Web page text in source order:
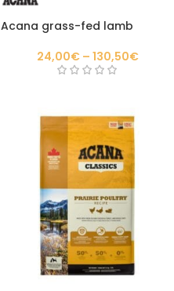
Acana grass-fed lamb
24,00€ – 130,50€